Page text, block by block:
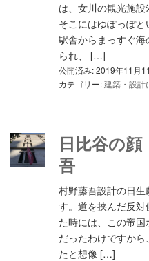
は、女川の観光施設
そこにはゆぽっぽ
駅舎からまっすぐ海
られ、 […]
公開済み: 2019年11月
カテゴリー:建築・設計
日比谷の
吾
村野藤吾設計の日
す。道を挟んだ反
た時には、この帝国
だったわけですか
たと想像 […]